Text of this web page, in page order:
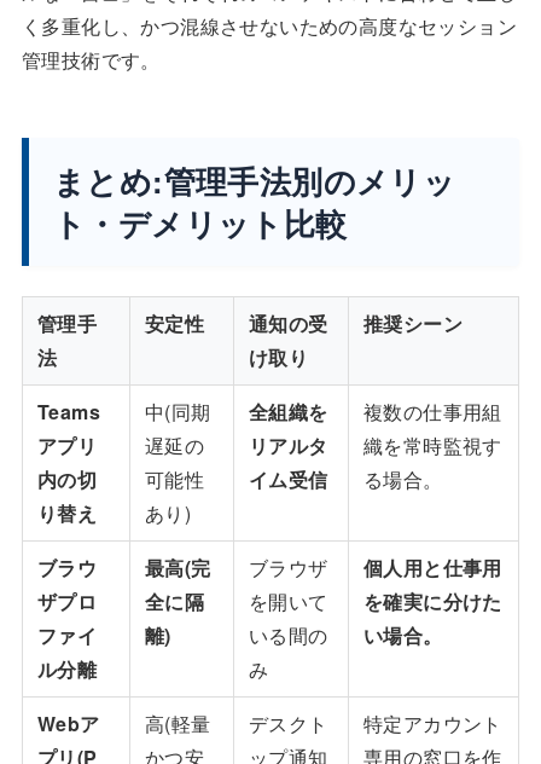
く多重化し、かつ混線させないための高度なセッション
管理技術です。
まとめ:管理手法別のメリッ
ト・デメリット比較
管理手
法
安定性
通知の受
け取り
推奨シーン
Teams
アプリ
内の切
り替え
中(同期
遅延の
可能性
あり)
全組織を
リアルタ
イム受信
複数の仕事用組
織を常時監視す
る場合。
ブラウ
ザプロ
ファイ
ル分離
最高(完
全に隔
離)
ブラウザ
を開いて
いる間の
み
個人用と仕事用
を確実に分けた
い場合。
Webア
プリ(P
高(軽量
かつ安
デスクト
ップ通知
特定アカウント
専用の窓口を作